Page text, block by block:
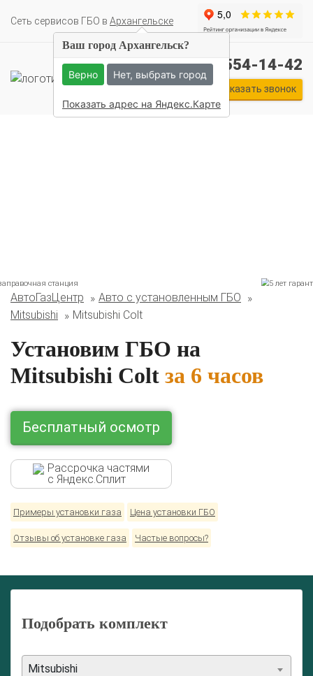
Cеть сервисов ГБО в Архангельске
Комплекты ГБО на иномарки:
BMW
Ford Geely
+7 (911) 554-14-42
Заказать звонок
АвтоГазЦентр
Авто с установленным ГБО
Mitsubishi
Mitsubishi Colt
Установим ГБО на
Mitsubishi Colt за 6 часов
Бесплатный осмотр
Рассрочка частями
с Яндекс.Сплит
Примеры установки газа Цена установки ГБО
Отзывы об установке газа Частые вопросы?
Подобрать комплект
Mitsubishi
Ваш город Архангельск?
Верно Нет, выбрать город
Показать адрес на Яндекс.Карте